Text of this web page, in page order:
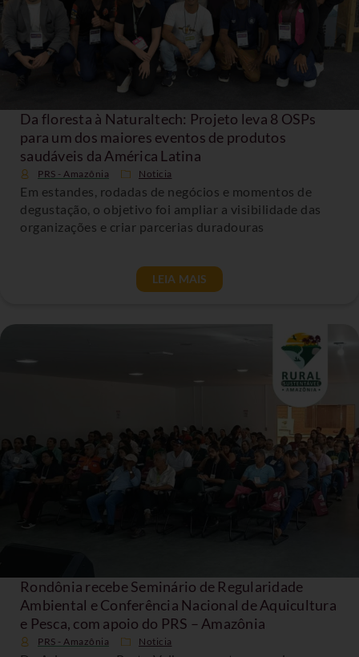
Da floresta à Naturaltech: Projeto leva 8 OSPs
para um dos maiores eventos de produtos
saudáveis da América Latina
PRS - Amazônia Noticia
Em estandes, rodadas de negócios e momentos de
degustação, o objetivo foi ampliar a visibilidade das
organizações e criar parcerias duradouras
LEIA MAIS
Rondônia recebe Seminário de Regularidade
Ambiental e Conferência Nacional de Aquicultura
e Pesca, com apoio do PRS – Amazônia
PRS - Amazônia Noticia